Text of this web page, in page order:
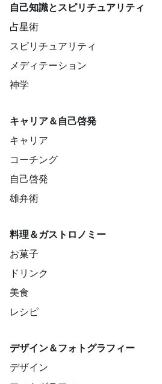
自己知識とスピリチュアリティ
占星術
スピリチュアリティ
メディテーション
神学
キャリア＆自己啓発
キャリア
コーチング
自己啓発
雄弁術
料理＆ガストロノミー
お菓子
ドリンク
美食
レシピ
デザイン＆フォトグラフィー
デザイン